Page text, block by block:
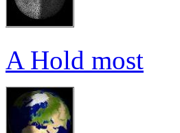
A Hold most